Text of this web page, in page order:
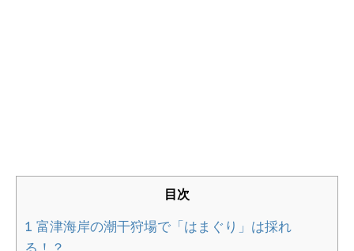
目次
1 富津海岸の潮干狩場で「はまぐり」は採れ